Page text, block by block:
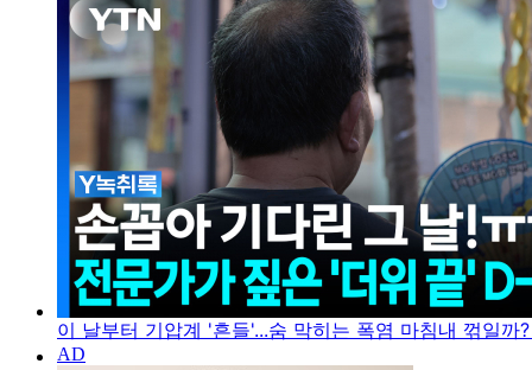
이 날부터 기압계 '흔들'...숨 막히는 폭염 마침내 꺾일까